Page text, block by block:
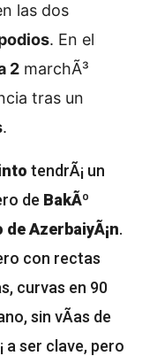
las dos
. En el
2 marchÃ³
tras un
.
tendrÃ¡ un
de BakÃº
AzerbaiyÃ¡n.
con rectas
curvas en 90
sin vÃ­as de
a ser clave, pero